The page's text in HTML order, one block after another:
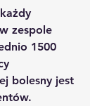
zespole
1500
bolesny jest